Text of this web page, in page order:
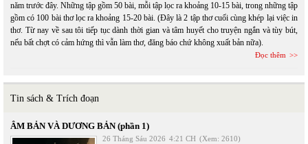
năm trước đây. Những tập gồm 50 bài, mỗi tập lọc ra khoảng 10-15 bài, trong những tập
gồm có 100 bài thơ lọc ra khoảng 15-20 bài. (Đây là 2 tập thơ cuối cùng khép lại việc in
thơ. Từ nay về sau tôi tiếp tục dành thời gian và tâm huyết cho truyện ngắn và tùy bút,
nếu bất chợt có cảm hứng thì vẫn làm thơ, đăng báo chứ không xuất bản nữa).
Đọc thêm
Tin sách & Trích đoạn
ÂM BẢN VÀ DƯƠNG BẢN (phần 1)
26 Tháng Sáu 2026 4:21 CH (Xem: 2610)